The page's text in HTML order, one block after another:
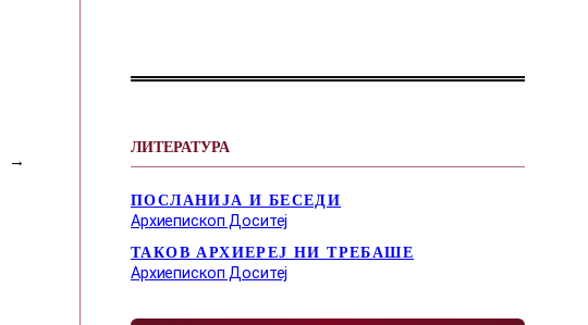
→
ЛИТЕРАТУРА
ПОСЛАНИЈА И БЕСЕДИ
Архиепископ Доситеј
ТАКОВ АРХИЕРЕЈ НИ ТРЕБАШЕ
Архиепископ Доситеј